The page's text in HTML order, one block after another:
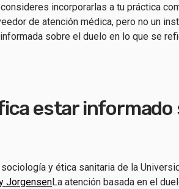
incorporarlas a tu práctica
de atención médica, pero no un
sobre el duelo en lo que se
estar informado
y ética sanitaria de la
JorgensenLa atención basada en el